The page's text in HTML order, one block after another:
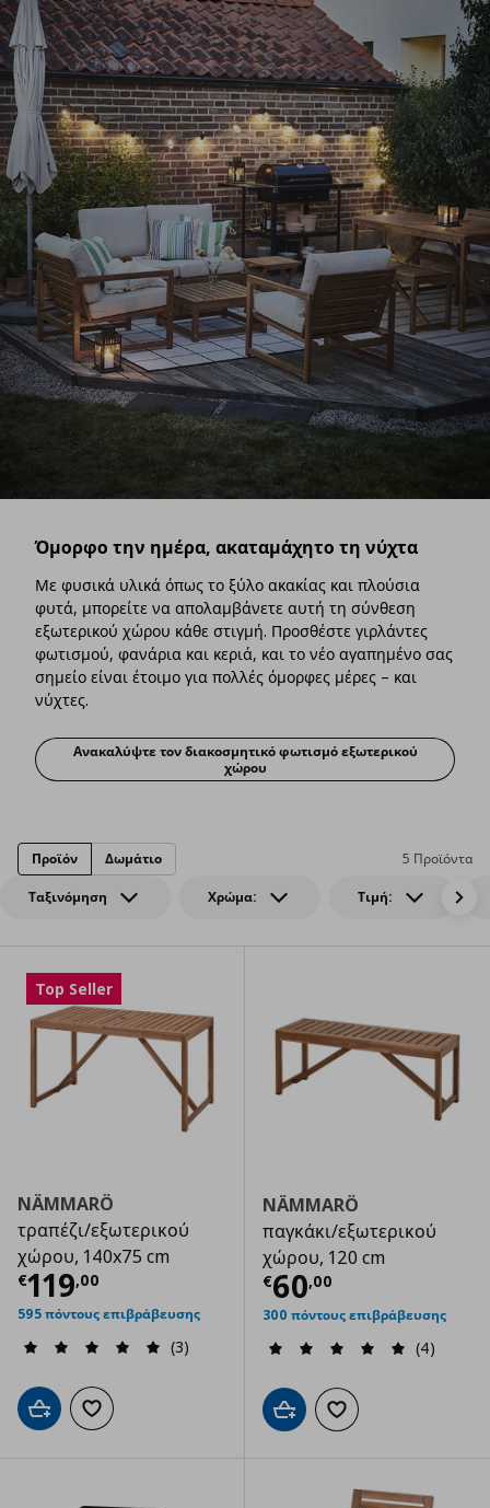
Όμορφο την ημέρα, ακαταμάχητο τη νύχτα
Με φυσικά υλικά όπως το ξύλο ακακίας και πλούσια
φυτά, μπορείτε να απολαμβάνετε αυτή τη σύνθεση
εξωτερικού χώρου κάθε στιγμή. Προσθέστε γιρλάντες
φωτισμού, φανάρια και κεριά, και το νέο αγαπημένο σας
σημείο είναι έτοιμο για πολλές όμορφες μέρες – και
νύχτες.
Όμορφο την ημέρα, ακαταμάχητο τη
Ανακαλύψτε τον διακοσμητικό φωτισμό εξωτερικού
χώρου
Ταξινόμηση Χρώμα: Τιμή:
5 Προϊόντα
Προϊόν Δωμάτιο
Top Seller
NÄMMARÖ
τραπέζι/εξωτερικού
χώρου, 140x75 cm
€119,00
Τρέχουσα τιμή € 119,00
595 πόντους επιβράβευσης
(3)
Προσθήκη στο καλάθι
Προσθήκη στα αγαπημένα
NÄMMARÖ
παγκάκι/εξωτερικού
χώρου, 120 cm
€60,00
Τρέχουσα
300 πόντους επιβράβευσης
(4)
Προσθήκη στο καλάθι
Προσθήκη στα